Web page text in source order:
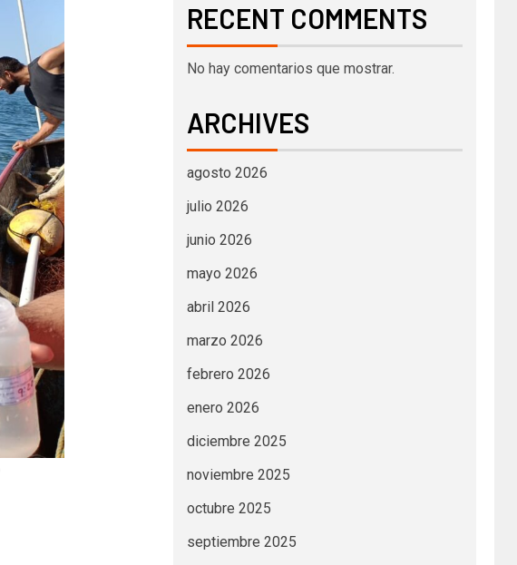
RECENT COMMENTS
No hay comentarios que mostrar.
ARCHIVES
agosto 2026
julio 2026
junio 2026
mayo 2026
abril 2026
marzo 2026
febrero 2026
enero 2026
diciembre 2025
noviembre 2025
octubre 2025
septiembre 2025